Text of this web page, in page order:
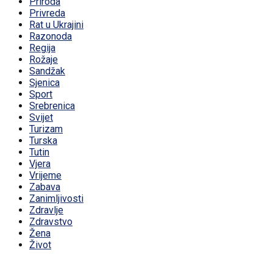
Privreda
Rat u Ukrajini
Razonoda
Regija
Rožaje
Sandžak
Sjenica
Sport
Srebrenica
Svijet
Turizam
Turska
Tutin
Vjera
Vrijeme
Zabava
Zanimljivosti
Zdravlje
Zdravstvo
Žena
Život